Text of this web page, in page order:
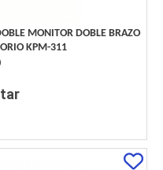
MONITOR DOBLE BRAZO
KPM-311